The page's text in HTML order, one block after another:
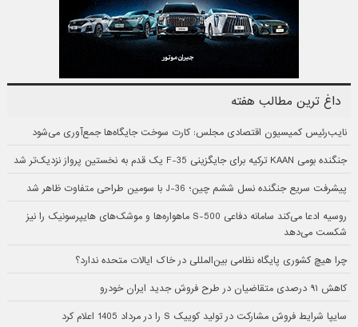
داغ ترین مطالب هفته
نایب‌رئیس کمیسیون اقتصادی مجلس: کارت سوخت جایگاه‌ها جمع‌آوری می‌شود
جنگنده بومی KAAN ترکیه برای جایگزینی F-35 یک قدم به نخستین پرواز نزدیک‌تر شد
پیشرفت سریع جنگنده نسل ششم چین؛ J-36 با سومین طراحی متفاوت ظاهر شد
روسیه ادعا می‌کند سامانه دفاعی S-500 ماهواره‌ها و موشک‌های هایپرسونیک را نیز
شکست می‌دهد
چرا هیچ کشوری پایگاه نظامی بین‌المللی در خاک ایالات متحده ندارد؟
کاهش ۹۱ درصدی متقاضیان در طرح فروش جدید ایران خودرو
سایپا شرایط فروش مشارکت در تولید کوییک S را در مرداد 1405 اعلام کرد